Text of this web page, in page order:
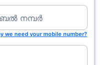
നമ്പർ
we need your mobile number?